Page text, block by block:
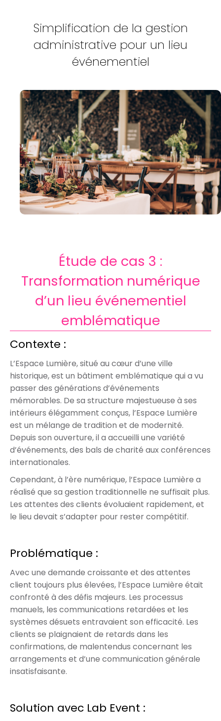
Simplification de la gestion
administrative pour un lieu
événementiel
Étude de cas 3 :
Transformation numérique
d’un lieu événementiel
emblématique
Contexte :
L’Espace Lumière, situé au cœur d’une ville
historique, est un bâtiment emblématique qui a vu
passer des générations d’événements
mémorables. De sa structure majestueuse à ses
intérieurs élégamment conçus, l’Espace Lumière
est un mélange de tradition et de modernité.
Depuis son ouverture, il a accueilli une variété
d’événements, des bals de charité aux conférences
internationales.
Cependant, à l’ère numérique, l’Espace Lumière a
réalisé que sa gestion traditionnelle ne suffisait plus.
Les attentes des clients évoluaient rapidement, et
le lieu devait s’adapter pour rester compétitif.
Problématique :
Avec une demande croissante et des attentes
client toujours plus élevées, l’Espace Lumière était
confronté à des défis majeurs. Les processus
manuels, les communications retardées et les
systèmes désuets entravaient son efficacité. Les
clients se plaignaient de retards dans les
confirmations, de malentendus concernant les
arrangements et d’une communication générale
insatisfaisante.
Solution avec Lab Event :